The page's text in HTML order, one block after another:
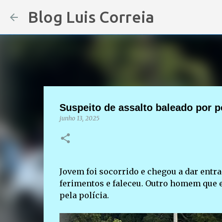
Blog Luis Correia
Suspeito de assalto baleado por
junho 13, 2025
Jovem foi socorrido e chegou a dar
ferimentos e faleceu. Outro homem
pela polícia.